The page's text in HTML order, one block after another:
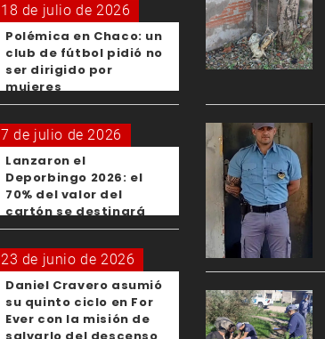
18 de julio de 2026
Polémica en Chaco: un
club de fútbol pidió no
ser dirigido por
mujeres
7 de julio de 2026
Lanzaron el
Deporbingo 2026: el
70% del valor del
cartón se destinará
para los clubes
23 de junio de 2026
Daniel Cravero asumió
su quinto ciclo en For
Ever con la misión de